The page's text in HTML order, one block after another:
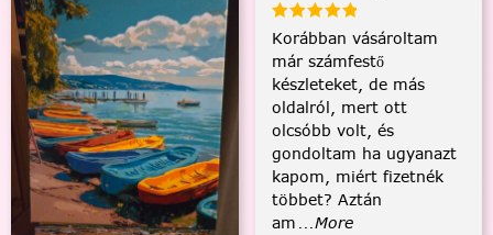
Korábban vásároltam
már számfestő
készleteket, de más
oldalról, mert ott
olcsóbb volt, és
gondoltam ha ugyanazt
kapom, miért fizetnék
többet? Aztán
am ...More